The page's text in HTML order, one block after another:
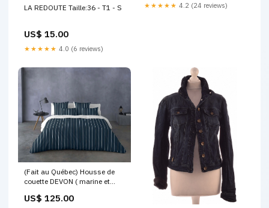
LA REDOUTE Taille:36 - T1 - S
US$ 15.00
★★★★★ 4.0 (6 reviews)
★★★★★ 4.2 (24 reviews)
(Fait au Québec) Housse de
couette DEVON ( marine et
Taille:King-104''x 92''
US$ 125.00